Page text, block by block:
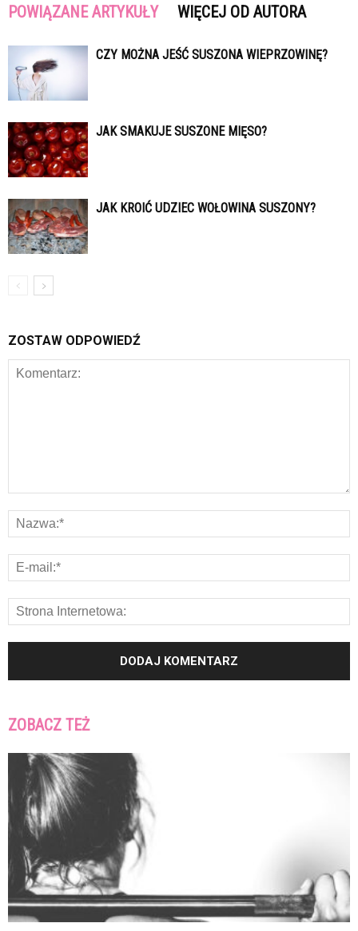
POWIĄZANE ARTYKUŁY WIĘCEJ OD AUTORA
CZY MOŻNA JEŚĆ SUSZONA WIEPRZOWINĘ?
JAK SMAKUJE SUSZONE MIĘSO?
JAK KROIĆ UDZIEC WOŁOWINA SUSZONY?
ZOSTAW ODPOWIEDŹ
ZOBACZ TEŻ